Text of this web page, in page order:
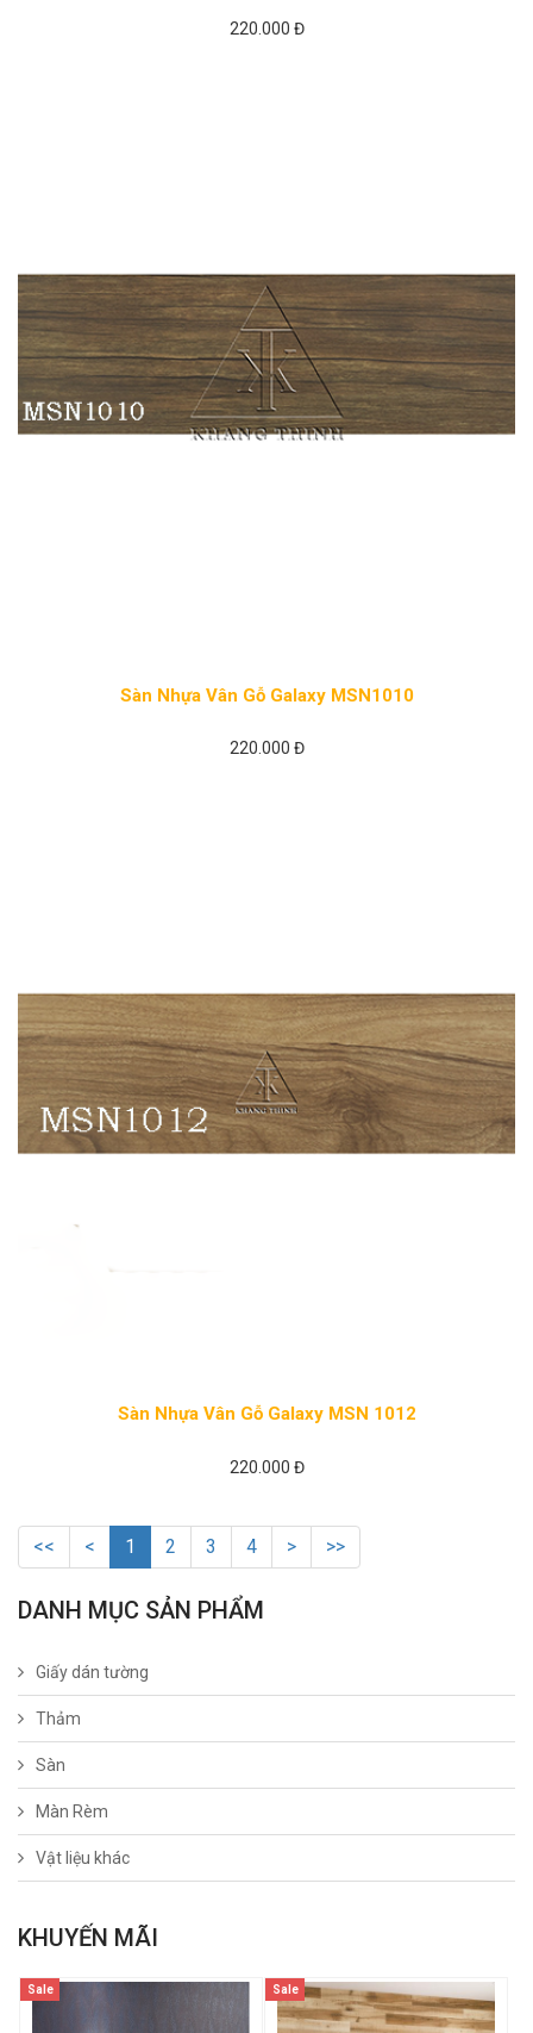
220.000 Đ
Sàn Nhựa Vân Gỗ Galaxy MSN1010
220.000 Đ
Sàn Nhựa Vân Gỗ Galaxy MSN 1012
220.000 Đ
<< < 1 2 3 4 > >>
DANH MỤC SẢN PHẨM
Giấy dán tường
Thảm
Sàn
Màn Rèm
Vật liệu khác
KHUYẾN MÃI
Sale Sale